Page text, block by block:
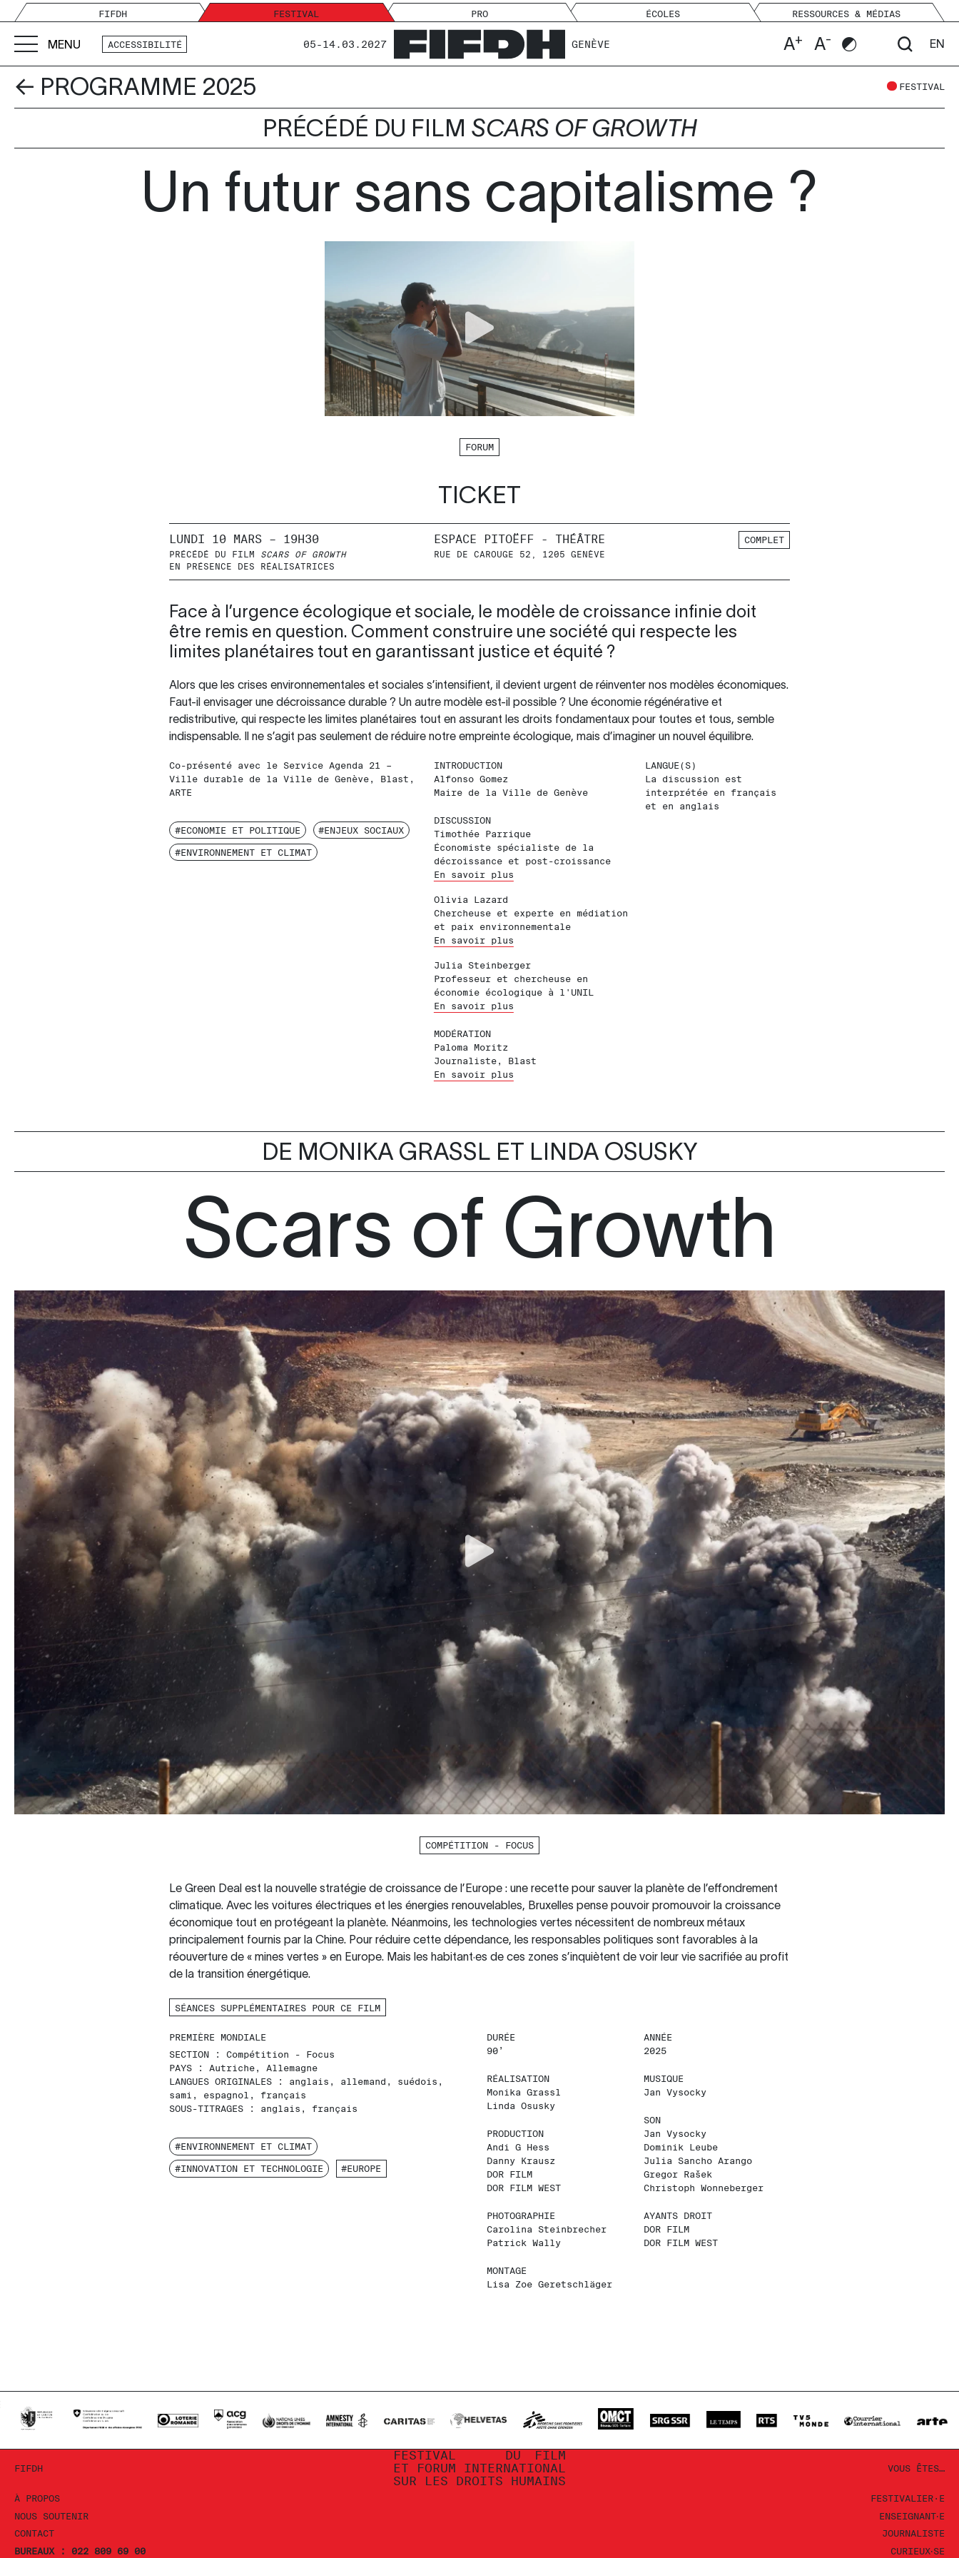
FIFDH FESTIVAL PRO ÉCOLES RESSOURCES & MÉDIAS
MENU ACCESSIBILITÉ 05-14.03.2027 GENÈVE A+ A- EN
← PROGRAMME 2025 FESTIVAL
PRÉCÉDÉ DU FILM SCARS OF GROWTH
Un futur sans capitalisme ?
FORUM
TICKET
LUNDI 10 MARS – 19H30
PRÉCÉDÉ DU FILM SCARS OF GROWTH
EN PRÉSENCE DES RÉALISATRICES
ESPACE PITOËFF - THÉÂTRE
RUE DE CAROUGE 52, 1205 GENÈVE
COMPLET
Face à l’urgence écologique et sociale, le modèle de croissance infinie doit
être remis en question. Comment construire une société qui respecte les
limites planétaires tout en garantissant justice et équité ?
Alors que les crises environnementales et sociales s’intensifient, il devient urgent de réinventer nos modèles économiques.
Faut-il envisager une décroissance durable ? Un autre modèle est-il possible ? Une économie régénérative et
redistributive, qui respecte les limites planétaires tout en assurant les droits fondamentaux pour toutes et tous, semble
indispensable. Il ne s’agit pas seulement de réduire notre empreinte écologique, mais d’imaginer un nouvel équilibre.
Co-présenté avec le Service Agenda 21 –
Ville durable de la Ville de Genève, Blast,
ARTE
#ECONOMIE ET POLITIQUE #ENJEUX SOCIAUX
#ENVIRONNEMENT ET CLIMAT
INTRODUCTION
Alfonso Gomez
Maire de la Ville de Genève
DISCUSSION
Timothée Parrique
Économiste spécialiste de la
décroissance et post-croissance
En savoir plus
Olivia Lazard
Chercheuse et experte en médiation
et paix environnementale
En savoir plus
Julia Steinberger
Professeur et chercheuse en
économie écologique à l'UNIL
En savoir plus
MODÉRATION
Paloma Moritz
Journaliste, Blast
En savoir plus
LANGUE(S)
La discussion est
interprétée en français
et en anglais
DE MONIKA GRASSL ET LINDA OSUSKY
Scars of Growth
COMPÉTITION - FOCUS
Le Green Deal est la nouvelle stratégie de croissance de l’Europe : une recette pour sauver la planète de l’effondrement
climatique. Avec les voitures électriques et les énergies renouvelables, Bruxelles pense pouvoir promouvoir la croissance
économique tout en protégeant la planète. Néanmoins, les technologies vertes nécessitent de nombreux métaux
principalement fournis par la Chine. Pour réduire cette dépendance, les responsables politiques sont favorables à la
réouverture de « mines vertes » en Europe. Mais les habitant·es de ces zones s’inquiètent de voir leur vie sacrifiée au profit
de la transition énergétique.
SÉANCES SUPPLÉMENTAIRES POUR CE FILM
PREMIÈRE MONDIALE
SECTION :Compétition - Focus
PAYS : Autriche, Allemagne
LANGUES ORIGINALES : anglais, allemand, suédois,
sami, espagnol, français
SOUS-TITRAGES : anglais, français
#ENVIRONNEMENT ET CLIMAT
#INNOVATION ET TECHNOLOGIE #EUROPE
DURÉE
90’
ANNÉE
2025
RÉALISATION
Monika Grassl
Linda Osusky
PRODUCTION
Andi G Hess
Danny Krausz
DOR FILM
DOR FILM WEST
PHOTOGRAPHIE
Carolina Steinbrecher
Patrick Wally
MONTAGE
Lisa Zoe Geretschläger
MUSIQUE
Jan Vysocky
SON
Jan Vysocky
Dominik Leube
Julia Sancho Arango
Gregor Rašek
Christoph Wonneberger
AYANTS DROIT
DOR FILM
DOR FILM WEST
FIFDH
À PROPOS
NOUS SOUTENIR
CONTACT
BUREAUX : 022 809 69 00
FESTIVAL DU
FILM
ET
FORUM
INTERNATIONAL
SUR
LES DROITS HUMAINS
VOUS ÊTES…
FESTIVALIER·E
ENSEIGNANT‧E
JOURNALISTE
CURIEUX‧SE